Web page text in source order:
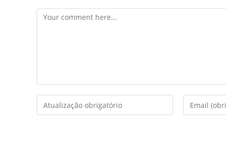
Comment
Enter
your
Enter
your